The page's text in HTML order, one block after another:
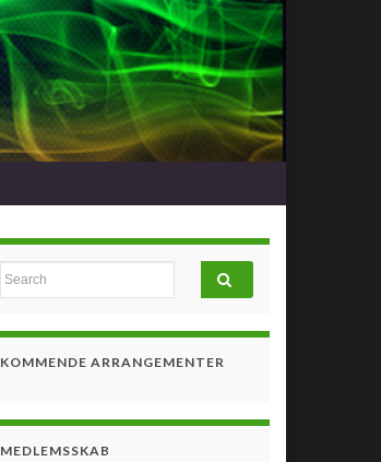
Search for:
KOMMENDE ARRANGEMENTER
MEDLEMSSKAB